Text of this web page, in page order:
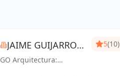
JAIME GUIJARRO
ORIA
GO Arquitectura:
5(10)